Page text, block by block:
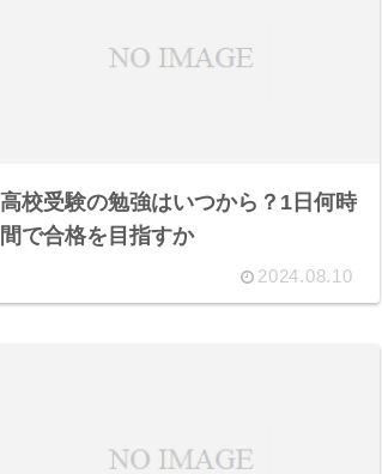
高校受験の勉強はいつから？1日何時
間で合格を目指すか
2024.08.10